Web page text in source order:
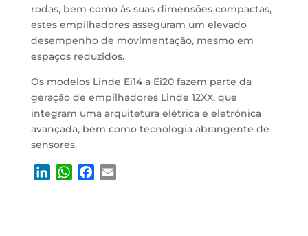
rodas, bem como às suas dimensões compactas,
estes empilhadores asseguram um elevado
desempenho de movimentação, mesmo em
espaços reduzidos.
Os modelos Linde Ei14 a Ei20 fazem parte da
geração de empilhadores Linde 12XX, que
integram uma arquitetura elétrica e eletrónica
avançada, bem como tecnologia abrangente de
sensores.
W